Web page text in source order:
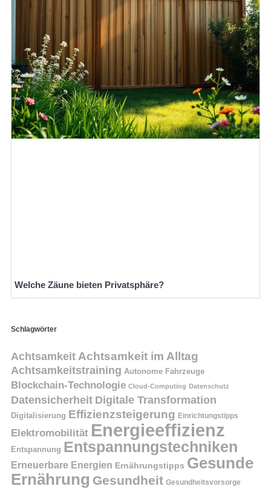
Welche Zäune bieten Privatsphäre?
Schlagwörter
AchtsamkeitAchtsamkeit im Alltag
Achtsamkeitstraining Autonome Fahrzeuge
Blockchain-Technologie Cloud-Computing Datenschutz
Datensicherheit Digitale Transformation
Digitalisierung Effizienzsteigerung Einrichtungstipps
Elektromobilität Energieeffizienz
Entspannung Entspannungstechniken
Erneuerbare Energien Ernährungstipps Gesunde
Ernährung Gesundheit Gesundheitsvorsorge